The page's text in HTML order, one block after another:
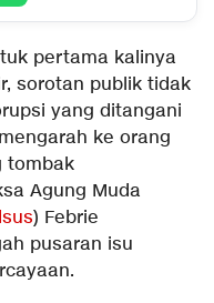
pertama kalinya
sorotan publik tidak
yang ditangani
ke orang
tombak
Agung Muda
) Febrie
pusaran isu